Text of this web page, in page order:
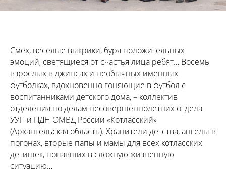
Смех, веселые выкрики, буря положительных
эмоций, светящиеся от счастья лица ребят… Восемь
взрослых в джинсах и необычных именных
футболках, вдохновенно гоняющие в футбол с
воспитанниками детского дома, – коллектив
отделения по делам несовершеннолетних отдела
УУП и ПДН ОМВД России «Котласский»
(Архангельская область). Хранители детства, ангелы в
погонах, вторые папы и мамы для всех котласских
детишек, попавших в сложную жизненную
ситуацию…